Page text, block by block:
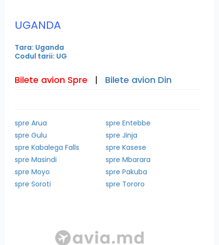
UGANDA
Tara: Uganda
Codul tarii: UG
Bilete avion Spre | Bilete avion Din
spre Arua
spre Entebbe
spre Gulu
spre Jinja
spre Kabalega Falls
spre Kasese
spre Masindi
spre Mbarara
spre Moyo
spre Pakuba
spre Soroti
spre Tororo